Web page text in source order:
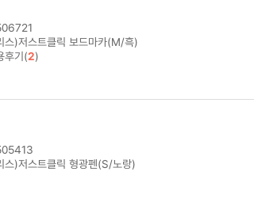
스)저스트클릭 보드마카(M/흑)
후기(2)
스)저스트클릭 형광펜(S/노랑)